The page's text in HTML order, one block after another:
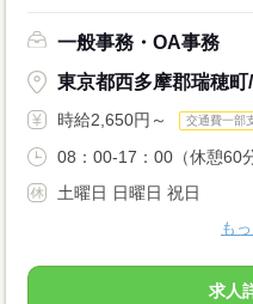
一般事務・OA事務
東京都西多摩郡瑞穂町
時給2,650円～ 交通費一部
08：00-17：00（休憩60
土曜日 日曜日 祝日
も
求人